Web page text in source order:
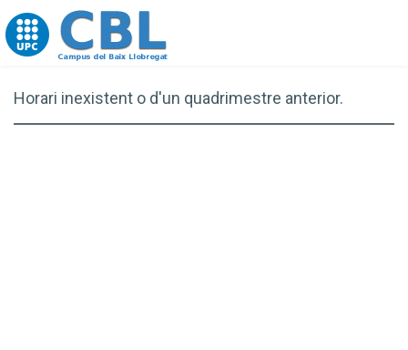
Go to upc.edu
Horari inexistent o d'un quadrimestre anterior.